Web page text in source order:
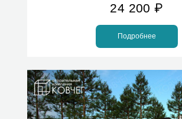
24 200 ₽
Подробнее